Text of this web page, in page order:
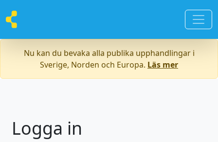
Nu kan du bevaka alla publika upphandlingar i
Sverige, Norden och Europa. Läs mer
Logga in